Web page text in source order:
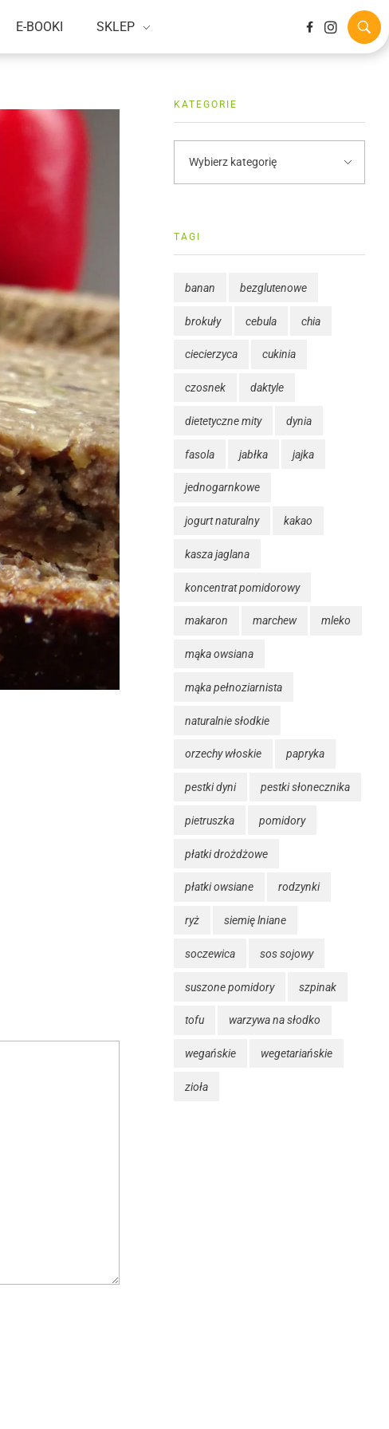
E-BOOKI SKLEP
KATEGORIE
TAGI
banan bezglutenowe
brokuły cebula chia
ciecierzyca cukinia
czosnek daktyle
dietetyczne mity dynia
fasola jabłka jajka
jednogarnkowe
jogurt naturalny kakao
kasza jaglana
koncentrat pomidorowy
makaron marchew mleko
mąka owsiana
mąka pełnoziarnista
naturalnie słodkie
orzechy włoskie papryka
pestki dyni pestki słonecznika
pietruszka pomidory
płatki drożdżowe
płatki owsiane rodzynki
ryż siemię lniane
soczewica sos sojowy
suszone pomidory szpinak
tofu warzywa na słodko
wegańskie wegetariańskie
zioła